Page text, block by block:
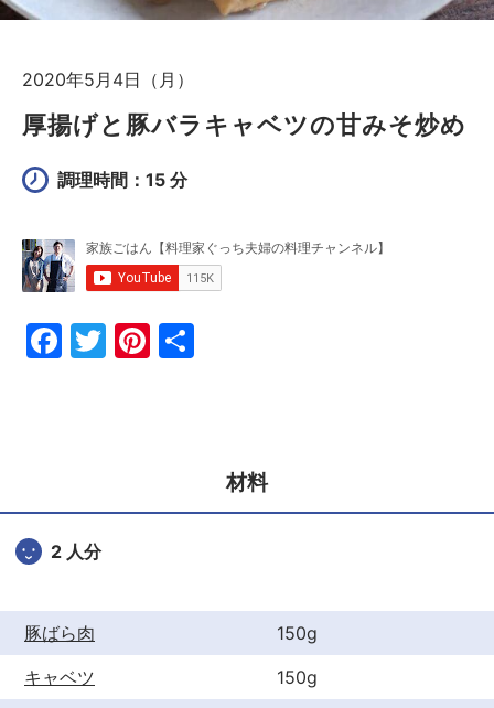
2020年5月4日（月）
厚揚げと豚バラキャベツの甘みそ炒め
調理時間：15 分
F
o
o
T
Pi
材料
2 人分
豚ばら肉
150g
キャベツ
150g